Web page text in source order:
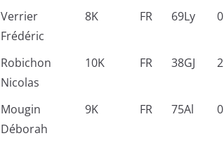
Verrier
Frédéric
8K FR 69Ly 0
Robichon
Nicolas
10K FR 38GJ 2
Mougin
Déborah
9K FR 75Al 0